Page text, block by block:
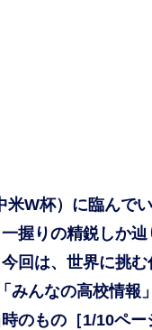
W杯）に臨んで
握りの精鋭しか
回は、世界に挑
みんなの高校情
のもの［1/10ペー